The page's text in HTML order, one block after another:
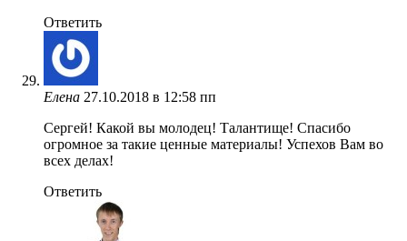
Ответить
Елена 27.10.2018 в 12:58 пп
Сергей! Какой вы молодец! Талантище! Спасибо
огромное за такие ценные материалы! Успехов Вам во
всех делах!
Ответить